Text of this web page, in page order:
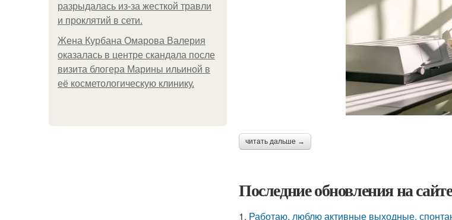
разрыдалась из-за жесткой травли
и проклятий в сети.
Жена Курбана Омарова Валерия
оказалась в центре скандала после
визита блогера Марины ильиной в
её косметологическую клинику.
читать дальше →
Последние обновления на
1. Работаю, люблю активные выходные,